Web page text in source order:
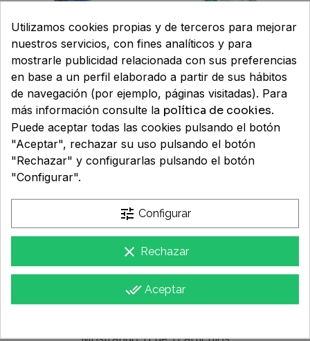
NICOTINELL 14 MG/24 H
7 PARCHES
TRANSDERMICOS 35
MG
40,43 €
NICORETTE 4 mg 30
CHICLES
MEDICAMENTOSOS
17,65 €
Mostrando 11 de 11 artículos
Utilizamos cookies propias y de terceros para mejorar
nuestros servicios, con fines analíticos y para
mostrarle publicidad relacionada con sus preferencias
en base a un perfil elaborado a partir de sus hábitos
de navegación (por ejemplo, páginas visitadas). Para
más información consulte la política de cookies.
Puede aceptar todas las cookies pulsando el botón
"Aceptar", rechazar su uso pulsando el botón
"Rechazar" y configurarlas pulsando el botón
"Configurar".
tune Configurar
clear Rechazar
done_all Aceptar